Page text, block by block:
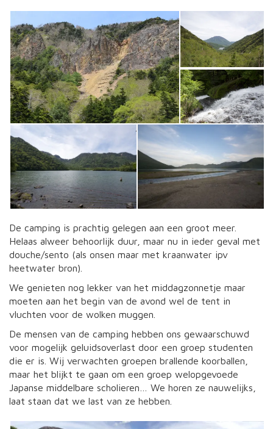
De camping is prachtig gelegen aan een groot meer.
Helaas alweer behoorlijk duur, maar nu in ieder geval met
douche/sento (als onsen maar met kraanwater ipv
heetwater bron).
We genieten nog lekker van het middagzonnetje maar
moeten aan het begin van de avond wel de tent in
vluchten voor de wolken muggen.
De mensen van de camping hebben ons gewaarschuwd
voor mogelijk geluidsoverlast door een groep studenten
die er is. Wij verwachten groepen brallende koorballen,
maar het blijkt te gaan om een groep welopgevoede
Japanse middelbare scholieren… We horen ze nauwelijks,
laat staan dat we last van ze hebben.